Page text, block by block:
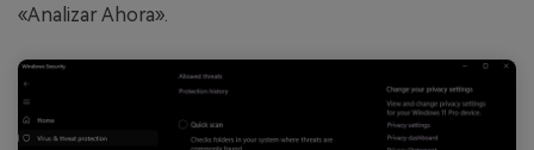
«Analizar Ahora».